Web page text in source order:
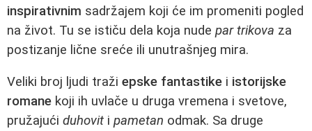
inspirativnim sadržajem koji će im promeniti pogled
na život. Tu se ističu dela koja nude par trikova za
postizanje lične sreće ili unutrašnjeg mira.
Veliki broj ljudi traži epske fantastike i istorijske
romane koji ih uvlače u druga vremena i svetove,
pružajući duhovit i pametan odmak. Sa druge